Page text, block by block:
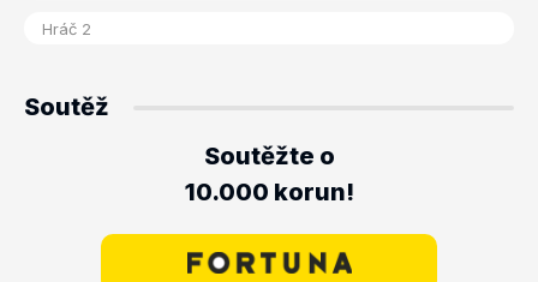
Soutěž
Soutěžte o
10.000 korun!